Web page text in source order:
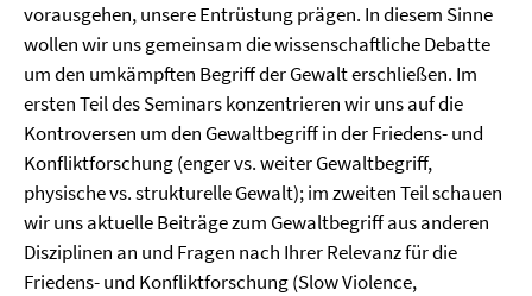
vorausgehen, unsere Entrüstung prägen. In diesem Sinne
wollen wir uns gemeinsam die wissenschaftliche Debatte
um den umkämpften Begriff der Gewalt erschließen. Im
ersten Teil des Seminars konzentrieren wir uns auf die
Kontroversen um den Gewaltbegriff in der Friedens- und
Konfliktforschung (enger vs. weiter Gewaltbegriff,
physische vs. strukturelle Gewalt); im zweiten Teil schauen
wir uns aktuelle Beiträge zum Gewaltbegriff aus anderen
Disziplinen an und Fragen nach Ihrer Relevanz für die
Friedens- und Konfliktforschung (Slow Violence,